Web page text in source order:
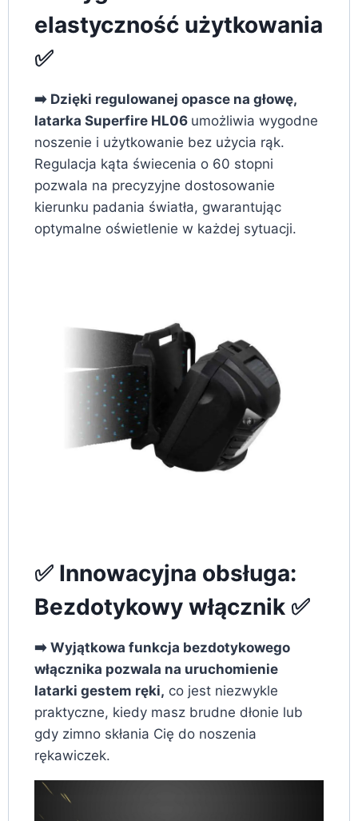
elastyczność użytkowania
✅
➡️ Dzięki regulowanej opasce na głowę,
latarka Superfire HL06 umożliwia wygodne
noszenie i użytkowanie bez użycia rąk.
Regulacja kąta świecenia o 60 stopni
pozwala na precyzyjne dostosowanie
kierunku padania światła, gwarantując
optymalne oświetlenie w każdej sytuacji.
✅ Innowacyjna obsługa:
Bezdotykowy włącznik ✅
➡️ Wyjątkowa funkcja bezdotykowego
włącznika pozwala na uruchomienie
latarki gestem ręki, co jest niezwykle
praktyczne, kiedy masz brudne dłonie lub
gdy zimno skłania Cię do noszenia
rękawiczek.